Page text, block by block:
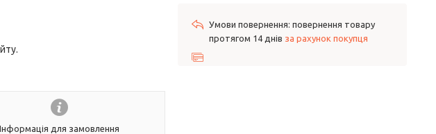
Інформація для замовлення
повернення товару
протягом 14 днів за рахунок покупця